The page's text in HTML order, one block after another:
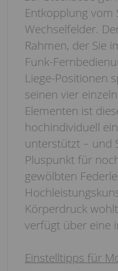
Entkopplung
Wechselfelder.
Rahmen, der Sie
Funk-
Liege-Positionen
seinen vier
Elementen ist
hochindividuell
unterstützt – und
Pluspunkt für
gewölbten
Körperdruck
verfügt über eine
Einstelltipps für